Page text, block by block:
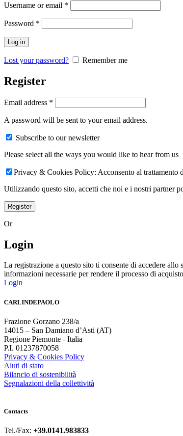
Username or email *
Password *
Log in
Lost your password? Remember me
Register
Email address *
A password will be sent to your email address.
Subscribe to our newsletter
Please select all the ways you would like to hear from us
Privacy & Cookies Policy: Acconsento al trattamento
Utilizzando questo sito, accetti che noi e i nostri partner
Register
Or
Login
La registrazione a questo sito ti consente di accedere
informazioni necessarie per rendere il processo di
Login
CARLINDEPAOLO
Frazione Gorzano 238/a
14015 – San Damiano d’Asti (AT)
Regione Piemonte - Italia
P.I. 01237870058
Privacy & Cookies Policy
Aiuti di stato
Bilancio di sostenibilità
Segnalazioni della collettività
Contacts
Tel./Fax: +39.0141.983833